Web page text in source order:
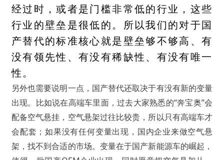
经过时，或者是门槛非常低的行业，这些
行业的壁垒是很低的。所以我们的对于国
产替代的标准核心就是壁垒够不够高、有
没有领先性、有没有稀缺性、有没有唯一
性。
另外也需要说明一点，国产替代还取决于有没有新的变量
出现。比如说在高端车里面，过去大家熟悉的“奔宝奥”会
配备空气悬挂，空气悬架过往比较贵，所以只有高端车才
会配套；如果没有任何变量出现，国内企业来做空气悬
架，找不到合适的市场。变量在于国产新能源车的崛起，